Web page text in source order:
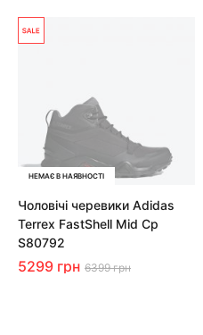
НЕМАЄ В НАЯВНОСТІ
Чоловічі черевики Adidas
Terrex FastShell Mid Cp
S80792
5299 грн 6399 грн